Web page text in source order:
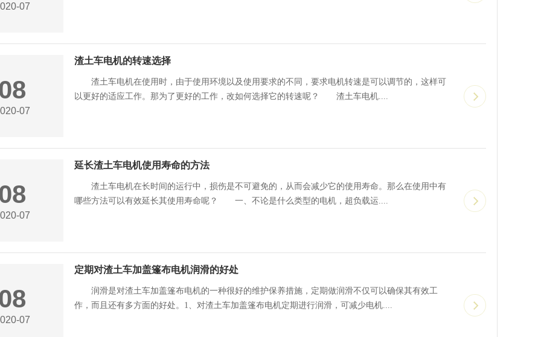
07
07
渣土车电机的转速选择
渣土车电机在使用时，由于使用环境以及使用要求的不同，要求电机转速是可以调节的，这样可
以更好的适应工作。那为了更好的工作，改如何选择它的转速呢？ 渣土车电机....
07
延长渣土车电机使用寿命的方法
渣土车电机在长时间的运行中，损伤是不可避免的，从而会减少它的使用寿命。那么在使用中有
哪些方法可以有效延长其使用寿命呢？ 一、不论是什么类型的电机，超负载运....
07
定期对渣土车加盖篷布电机润滑的好处
润滑是对渣土车加盖篷布电机的一种很好的维护保养措施，定期做润滑不仅可以确保其有效工
作，而且还有多方面的好处。1、对渣土车加盖篷布电机定期进行润滑，可减少电机....